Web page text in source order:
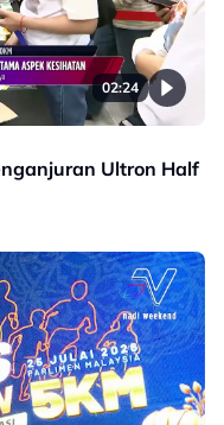
02:24
Ultron Half